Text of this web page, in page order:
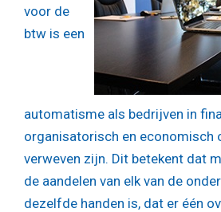
voor de
btw is een
automatisme als bedrijven in
organisatorisch en economisch
verweven zijn. Dit betekent dat
de aandelen van elk van de
dezelfde handen is, dat er één